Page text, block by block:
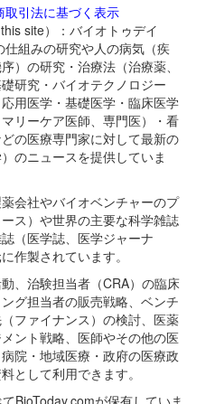
取引法に基づく表示
site）：バイオトゥデイ
仕組みの研究や人の病気（疾
）の研究・治療法（治療薬、
研究・バイオテクノロジー
用医学・基礎医学・臨床医学
リーケア医師、専門医）・看
の医療専門家に対して最新の
のニュースを提供していま
会社やバイオベンチャーのプ
ス）や世界の主要な科学雑誌
（医学誌、医学ジャーナ
作製されています。
、治験担当者（CRA）の臨床
グ担当者の販売戦略、ベンチ
ファイナンス）の検討、医薬
ント戦略、医師やその他の医
院・地域医療・政府の医療政
として利用できます。